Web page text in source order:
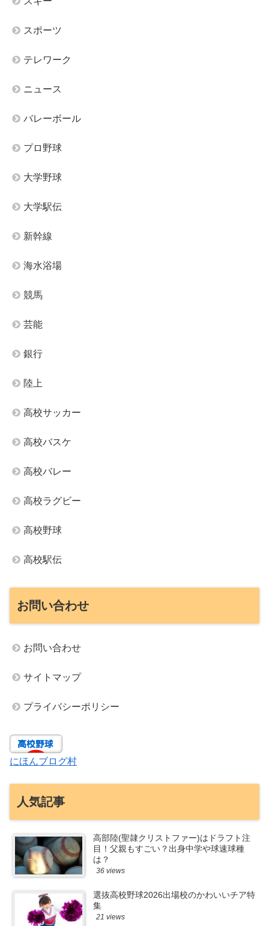
スポーツ
テレワーク
ニュース
バレーボール
プロ野球
大学野球
大学駅伝
新幹線
海水浴場
競馬
芸能
銀行
陸上
高校サッカー
高校バスケ
高校バレー
高校ラグビー
高校野球
高校駅伝
お問い合わせ
お問い合わせ
サイトマップ
プライバシーポリシー
にほんブログ村
人気記事
高部陸(聖隷クリストファー)はドラフト注
目！父親もすごい？出身中学や球速球種
は？
36 views
選抜高校野球2026出場校のかわいいチア特
集
21 views